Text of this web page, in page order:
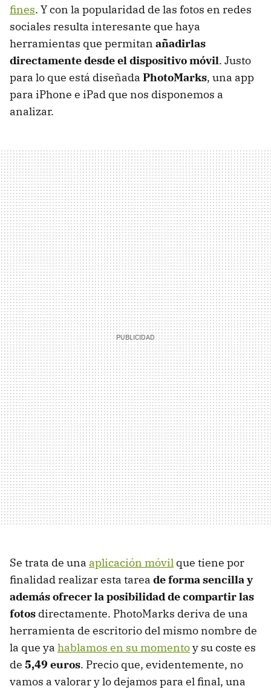
fines. Y con la popularidad de las fotos en redes
sociales resulta interesante que haya
herramientas que permitan añadirlas
directamente desde el dispositivo móvil. Justo
para lo que está diseñada PhotoMarks, una app
para iPhone e iPad que nos disponemos a
analizar.
Se trata de una aplicación móvil que tiene por
finalidad realizar esta tarea de forma sencilla y
además ofrecer la posibilidad de compartir las
fotos directamente. PhotoMarks deriva de una
herramienta de escritorio del mismo nombre de
la que ya hablamos en su momentoy su coste es
de 5,49 euros. Precio que, evidentemente, no
vamos a valorar y lo dejamos para el final, una